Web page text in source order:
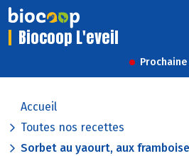
Biocoop L'eveil
Accueil
Toutes nos recettes
Sorbet au yaourt, aux